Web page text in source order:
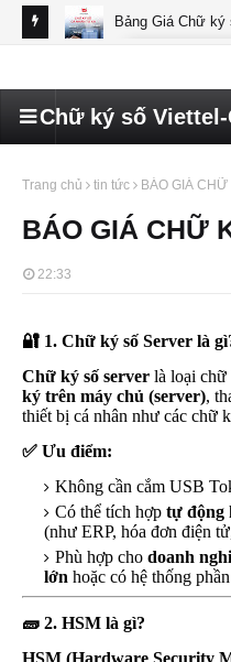
Bảng Giá Chữ
Chữ ký số
Trang chủ tin tức BÁO GIÁ
BÁO GIÁ CHỮ
22:33
🔐 1. Chữ ký số Server là
Chữ ký số server là loại chữ
ký trên máy chủ (server),
thiết bị cá nhân như các chữ
✅ Ưu điểm:
Không cần cắm USB
Có thể tích hợp tự động
(như ERP, hóa đơn điện
Phù hợp cho doanh
lớn hoặc có hệ thống
🧱 2. HSM là gì?
HSM (Hardware Security